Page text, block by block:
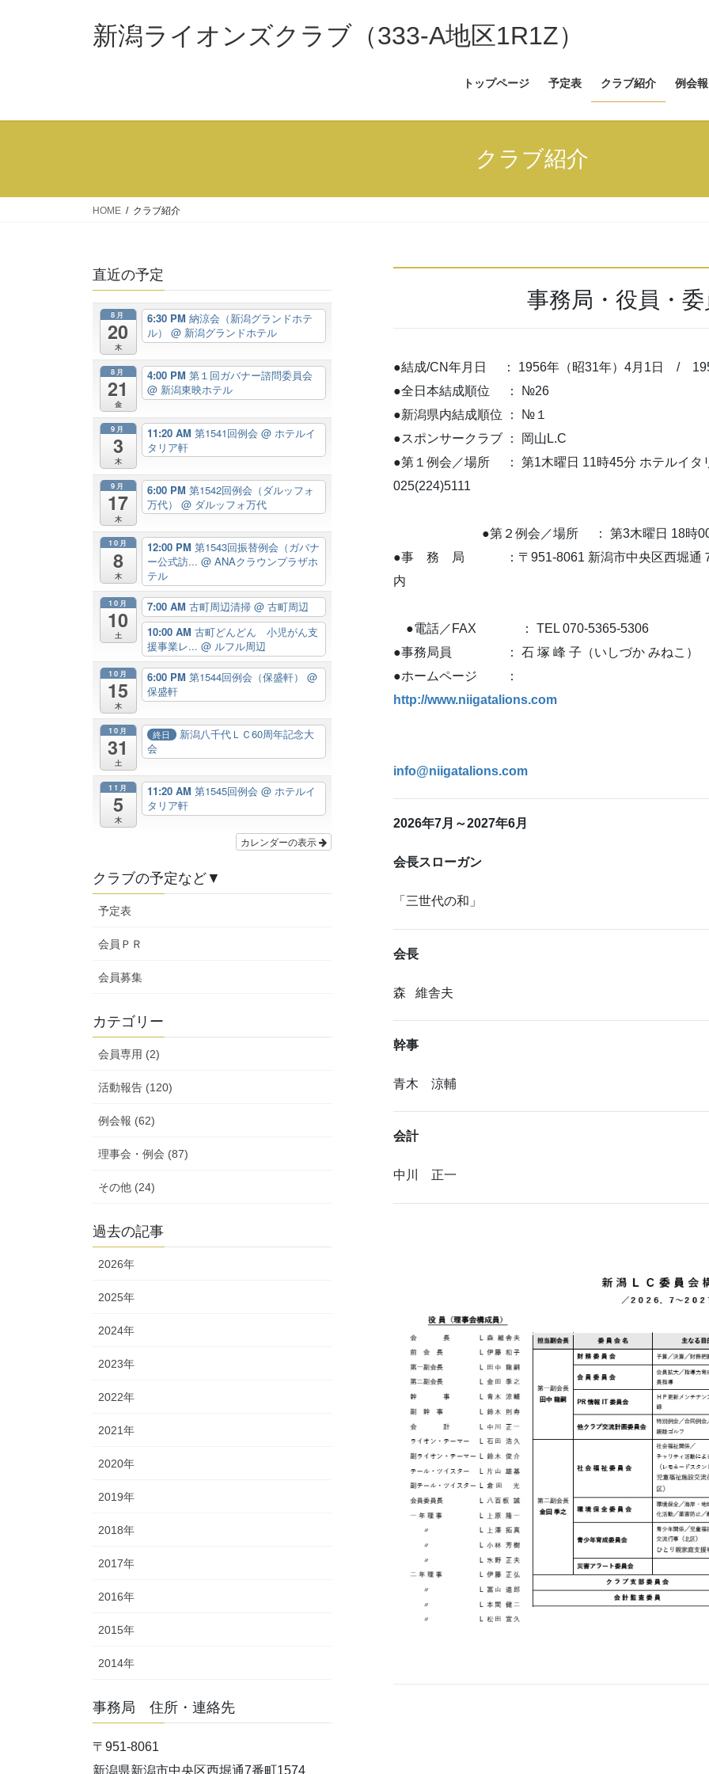
ス
ン
新潟ライオンズクラブ（333-A地区1R1Z）
トップページ 予定表 クラブ紹介 例会報
クラブ紹介
HOME クラブ紹介
事務局・役員・
●結成/CN年月日 ： 1956年（昭31年）4月1日 /
●全日本結成順位 ： №26
●新潟県内結成順位 ： №１
●スポンサークラブ ： 岡山L.C
●第１例会／場所 ： 第1木曜日 11時45分 ホテルイ
●第２例会／場所 ： 第3木曜日 18時00分
●事 務 局 ：〒951-8061 新潟市中央区西堀通７
●電話／FAX ： TEL 070-5365-5306
●事務局員 ： 石 塚 峰 子（いしづか みねこ）
●ホームページ ：
http://www.niigatalions.com
info@niigatalions.com
2026年7月～2027年6月
会長スローガン
「三世代の和」
会長
森 維舎夫
幹事
青木 涼輔
会計
中川 正一
直近の予定
8月
20
木
6:30 PM 納涼会（新潟グランドホテ
ル） @ 新潟グランドホテル
8月
21
金
4:00 PM 第１回ガバナー諮問委員会
@ 新潟東映ホテル
9月
3
木
11:20 AM 第1541回例会 @ ホテルイ
タリア軒
9月
17
木
6:00 PM 第1542回例会（ダルッフォ
万代） @ ダルッフォ万代
10月
8
木
12:00 PM 第1543回振替例会（ガバナ
ー公式訪... @ ANAクラウンプラザホ
テル
10月
10
土
7:00 AM 古町周辺清掃 @ 古町周辺
10:00 AM 古町どんどん 小児がん支
援事業レ... @ ルフル周辺
10月
15
木
6:00 PM 第1544回例会（保盛軒） @
保盛軒
10月
31
土
終日
新潟八千代ＬＣ60周年記念大
会
11月
5
木
11:20 AM 第1545回例会 @ ホテルイ
タリア軒
カレンダーの表示
クラブの予定など▼
予定表
会員ＰＲ
会員募集
カテゴリー
会員専用 (2)
活動報告 (120)
例会報 (62)
理事会・例会 (87)
その他 (24)
過去の記事
2026年
2025年
2024年
2023年
2022年
2021年
2020年
2019年
2018年
2017年
2016年
2015年
2014年
事務局 住所・連絡先
〒951-8061
新潟県新潟市中央区西堀通7番町1574